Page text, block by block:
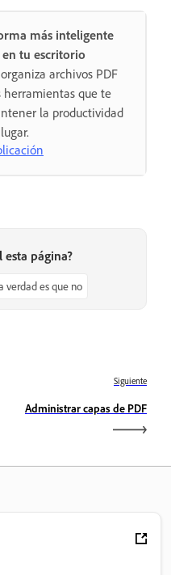
más inteligente
tu escritorio
archivos PDF
herramientas que te
la productividad
página?
verdad es que no
Siguiente
Administrar capas de PDF